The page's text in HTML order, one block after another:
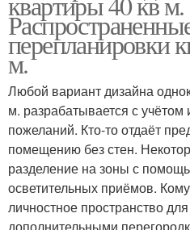
перепланировки
м.
Любой вариант дизайна
м. разрабатывается с
пожеланий. Кто-то отдаёт
помещению без стен.
разделение на зоны с
осветительных приёмов.
личностное пространство